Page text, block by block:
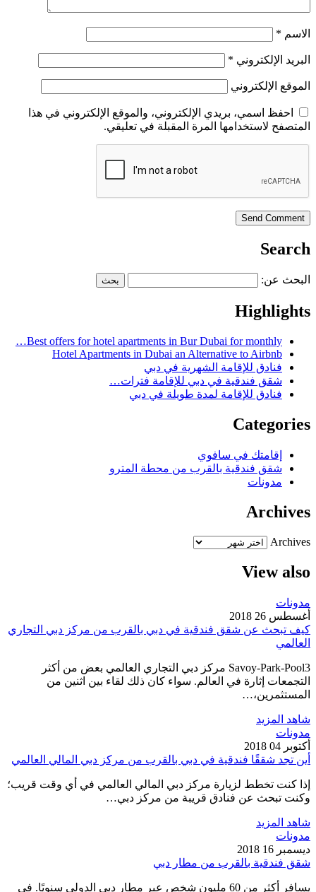
الاسم *
البريد الإلكتروني *
الموقع الإلكتروني
احفظ اسمي، بريدي الإلكتروني، والموقع الإلكتروني في هذا
المتصفح لاستخدامها المرة المقبلة في تعليقي.
Search
البحث عن:
Highlights
Best offers for hotel apartments in Bur Dubai for monthly…
Hotel Apartments in Dubai an Alternative to Airbnb
فنادق للإقامة الشهرية في دبي
شقق فندقية في دبي للإقامة فترات…
فنادق للإقامة لمدة طويلة في دبي
Categories
إقامتك في سافوي
شقق فندقية بالقرب من محطة المترو
مدونات
Archives
Archives
View also
مدونات
أغسطس 26 2018
كيف تبحث عن شقق فندقية في دبي بالقرب من مركز دبي التجاري
العالمي
Savoy-Park-Pool3 مركز دبي التجاري العالمي بعض من أكثر
التجمعات إثارة في العالم. سواء كان ذلك لقاء بين اثنين من
المستثمرين،…
شاهد المزيد
مدونات
أكتوبر 04 2018
أين تجد شققًا فندقية في دبي بالقرب من مركز دبي المالي العالمي
إذا كنت تخطط لزيارة مركز دبي المالي العالمي في أي وقت قريب؛
وكنت تبحث عن فنادق قريبة من مركز دبي…
شاهد المزيد
مدونات
ديسمبر 16 2018
شقق فندقية بالقرب من مطار دبي
يسافر أكثر من 60 مليون شخص عبر مطار دبي الدولي سنويًا. في